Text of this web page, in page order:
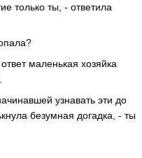
только ты, - ответила
маленькая хозяйка
узнавать эти до
безумная догадка, - ты